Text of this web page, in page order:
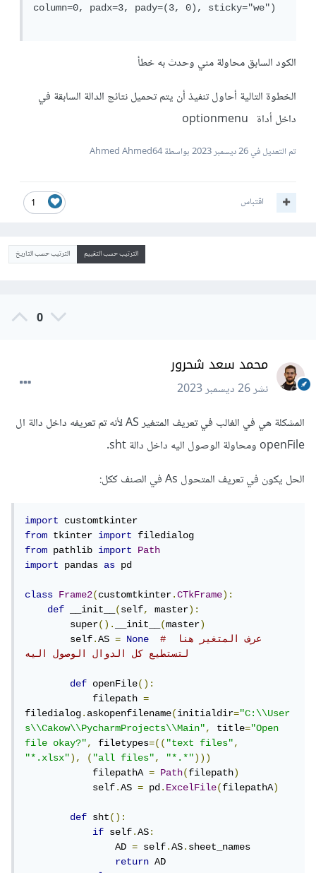
column=0, padx=3, pady=(3, 0), sticky="we")
الكود السابق محاولة مني وحدث به خطأ
الخطوة التالية أحاول تنفيذ أن يتم تحميل نتائج الدالة السابقة في
داخل أداة optionmenu
تم التعديل في26 ديسمبر 2023 بواسطة Ahmed Ahmed64
1 اقتباس
الترتيب حسب التقييم الترتيب حسب التاريخ
0
محمد سعد شحرور
نشر26 ديسمبر 2023
المشكلة هي في الغالب في تعريف المتغير AS لأنه تم تعريفه داخل دالة ال
openFile ومحاولة الوصول اليه داخل دالة sht.
الحل يكون في تعريف المتحول As في الصنف ككل:
import
from tkinter import
from pathlib import
Path
import
pandas as pd
class Frame2(customtkinter.CTkFrame):
def
__init__(self, master):
        super
(). __init__(master)
        self
.AS = None
# عرف المتغير هنا
لتستطيع كل الدوال الوصول اليه
def openFile():
            filepath
=
filedialog.askopenfilename(initialdir="C:\\User
s\\Cakow\\PycharmProjects\\Main", title="Open
file okay?", filetypes=(("text files",
"*.xlsx"), ("all files", "*.*")))
            filepathA
= Path(filepath)
            self
.AS = pd.ExcelFile(filepathA)
def sht():
if self.AS:
                AD
= self.AS.sheet_names
return AD